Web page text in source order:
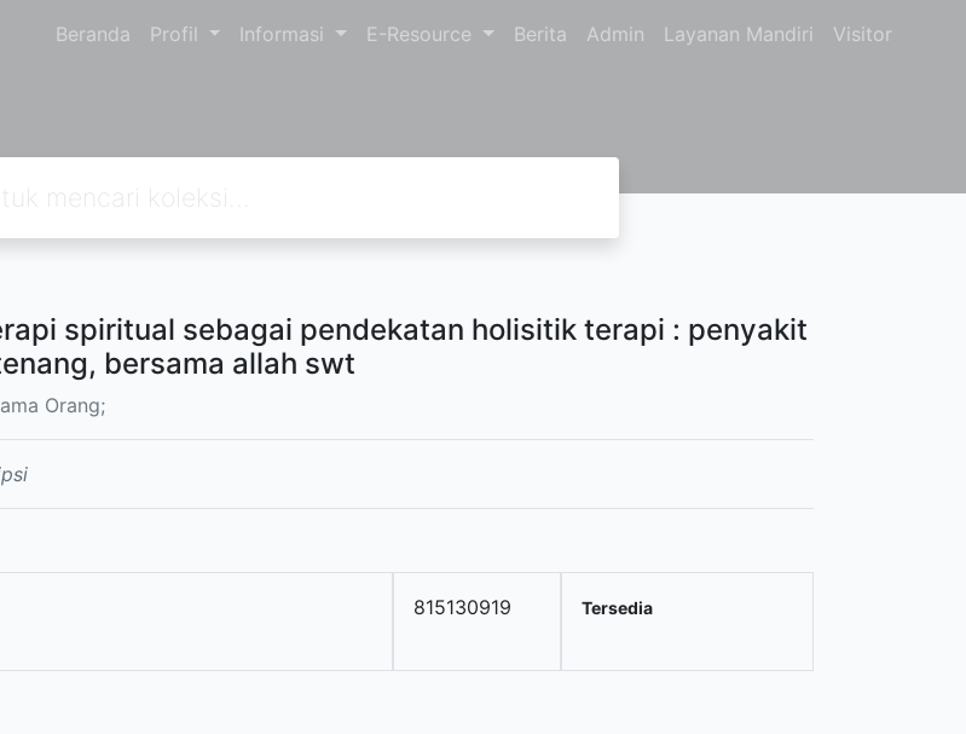
Beranda Profil Informasi E-Resource Berita Admin Layanan Mandiri Visitor
spiritual sebagai pendekatan holisitik terapi : penyakit
bersama allah swt
Orang;
815130919 Tersedia